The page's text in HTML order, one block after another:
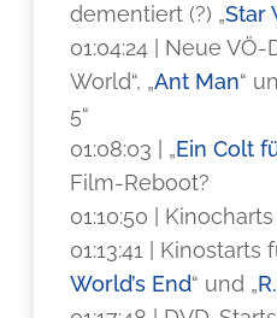
dementiert (?) „Star
01:04:24 | Neue
World“, „Ant Man“
5“
01:08:03 | „Ein Colt
Film-Reboot?
01:10:50 | Kinocharts
01:13:41 | Kinostarts
World’s End“ und „